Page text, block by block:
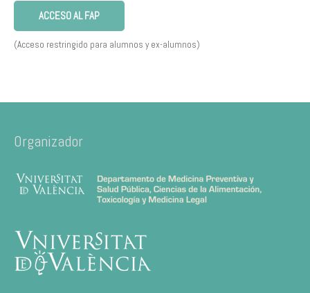
ACCESO AL FAP
(Acceso restringido para alumnos y ex-alumnos)
Organizador